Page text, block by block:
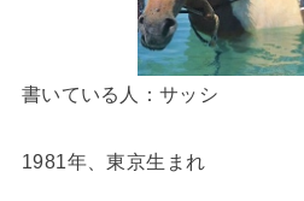
書いている人：サッシ
1981年、東京生まれ